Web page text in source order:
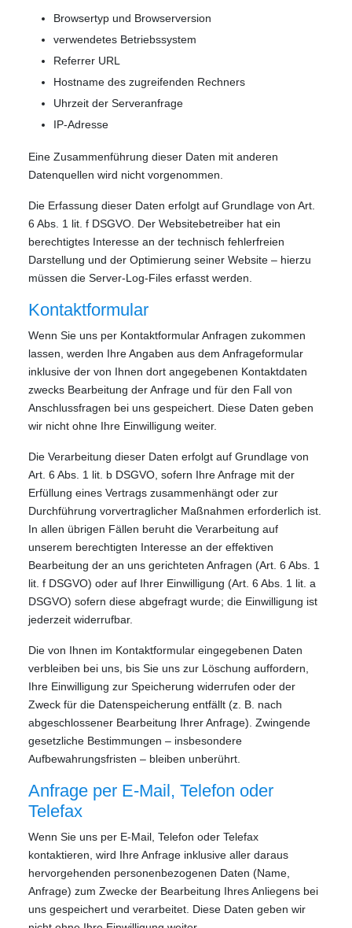
Browsertyp und Browserversion
verwendetes Betriebssystem
Referrer URL
Hostname des zugreifenden Rechners
Uhrzeit der Serveranfrage
IP-Adresse
Eine Zusammenführung dieser Daten mit anderen
Datenquellen wird nicht vorgenommen.
Die Erfassung dieser Daten erfolgt auf Grundlage von Art.
6 Abs. 1 lit. f DSGVO. Der Websitebetreiber hat ein
berechtigtes Interesse an der technisch fehlerfreien
Darstellung und der Optimierung seiner Website – hierzu
müssen die Server-Log-Files erfasst werden.
Kontaktformular
Wenn Sie uns per Kontaktformular Anfragen zukommen
lassen, werden Ihre Angaben aus dem Anfrageformular
inklusive der von Ihnen dort angegebenen Kontaktdaten
zwecks Bearbeitung der Anfrage und für den Fall von
Anschlussfragen bei uns gespeichert. Diese Daten geben
wir nicht ohne Ihre Einwilligung weiter.
Die Verarbeitung dieser Daten erfolgt auf Grundlage von
Art. 6 Abs. 1 lit. b DSGVO, sofern Ihre Anfrage mit der
Erfüllung eines Vertrags zusammenhängt oder zur
Durchführung vorvertraglicher Maßnahmen erforderlich ist.
In allen übrigen Fällen beruht die Verarbeitung auf
unserem berechtigten Interesse an der effektiven
Bearbeitung der an uns gerichteten Anfragen (Art. 6 Abs. 1
lit. f DSGVO) oder auf Ihrer Einwilligung (Art. 6 Abs. 1 lit. a
DSGVO) sofern diese abgefragt wurde; die Einwilligung ist
jederzeit widerrufbar.
Die von Ihnen im Kontaktformular eingegebenen Daten
verbleiben bei uns, bis Sie uns zur Löschung auffordern,
Ihre Einwilligung zur Speicherung widerrufen oder der
Zweck für die Datenspeicherung entfällt (z. B. nach
abgeschlossener Bearbeitung Ihrer Anfrage). Zwingende
gesetzliche Bestimmungen – insbesondere
Aufbewahrungsfristen – bleiben unberührt.
Anfrage per E-Mail, Telefon oder
Telefax
Wenn Sie uns per E-Mail, Telefon oder Telefax
kontaktieren, wird Ihre Anfrage inklusive aller daraus
hervorgehenden personenbezogenen Daten (Name,
Anfrage) zum Zwecke der Bearbeitung Ihres Anliegens bei
uns gespeichert und verarbeitet. Diese Daten geben wir